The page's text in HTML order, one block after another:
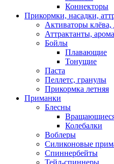
Коннекторы
Прикормки, насадки,
Активаторы
Аттрактанты,
Бойлы
Плавающие
Тонущие
Паста
Пеллетс, гранулы
Прикормка летняя
Приманки
Блесны
Колебалки
Воблеры
Силиконовые
Спиннербейты
Тейл-спиннеры